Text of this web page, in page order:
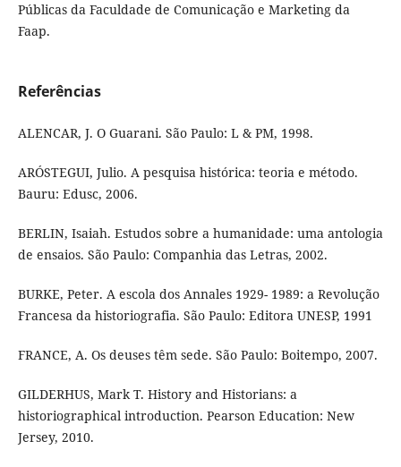
Públicas da Faculdade de Comunicação e Marketing da
Faap.
Referências
ALENCAR, J. O Guarani. São Paulo: L & PM, 1998.
ARÓSTEGUI, Julio. A pesquisa histórica: teoria e método.
Bauru: Edusc, 2006.
BERLIN, Isaiah. Estudos sobre a humanidade: uma antologia
de ensaios. São Paulo: Companhia das Letras, 2002.
BURKE, Peter. A escola dos Annales 1929- 1989: a Revolução
Francesa da historiografia. São Paulo: Editora UNESP, 1991
FRANCE, A. Os deuses têm sede. São Paulo: Boitempo, 2007.
GILDERHUS, Mark T. History and Historians: a
historiographical introduction. Pearson Education: New
Jersey, 2010.